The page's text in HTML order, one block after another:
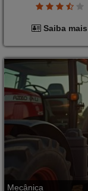
Saiba mais
Mecânica